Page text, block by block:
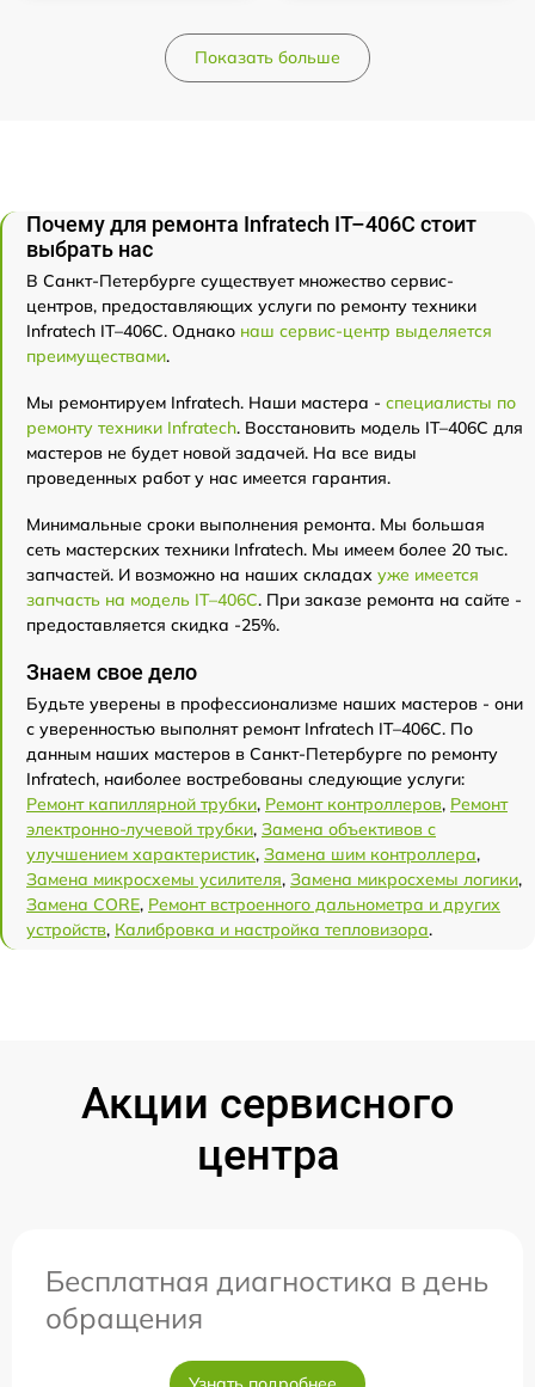
Показать больше
Почему для ремонта Infratech IT–406С стоит
выбрать нас
В Санкт-Петербурге существует множество сервис-
центров, предоставляющих услуги по ремонту техники
Infratech IT–406С. Однако наш сервис-центр выделяется
преимуществами.
Мы ремонтируем Infratech. Наши мастера - специалисты по
ремонту техники Infratech. Восстановить модель IT–406С для
мастеров не будет новой задачей. На все виды
проведенных работ у нас имеется гарантия.
Минимальные сроки выполнения ремонта. Мы большая
сеть мастерских техники Infratech. Мы имеем более 20 тыс.
запчастей. И возможно на наших складах уже имеется
запчасть на модель IT–406С. При заказе ремонта на сайте -
предоставляется скидка -25%.
Знаем свое дело
Будьте уверены в профессионализме наших мастеров - они
с уверенностью выполнят ремонт Infratech IT–406С. По
данным наших мастеров в Санкт-Петербурге по ремонту
Infratech, наиболее востребованы следующие услуги:
Ремонт капиллярной трубки, Ремонт контроллеров, Ремонт
электронно-лучевой трубки, Замена объективов с
улучшением характеристик, Замена шим контроллера,
Замена микросхемы усилителя, Замена микросхемы логики,
Замена CORE, Ремонт встроенного дальнометра и других
устройств, Калибровка и настройка тепловизора.
Акции сервисного
центра
Бесплатная диагностика в день
обращения